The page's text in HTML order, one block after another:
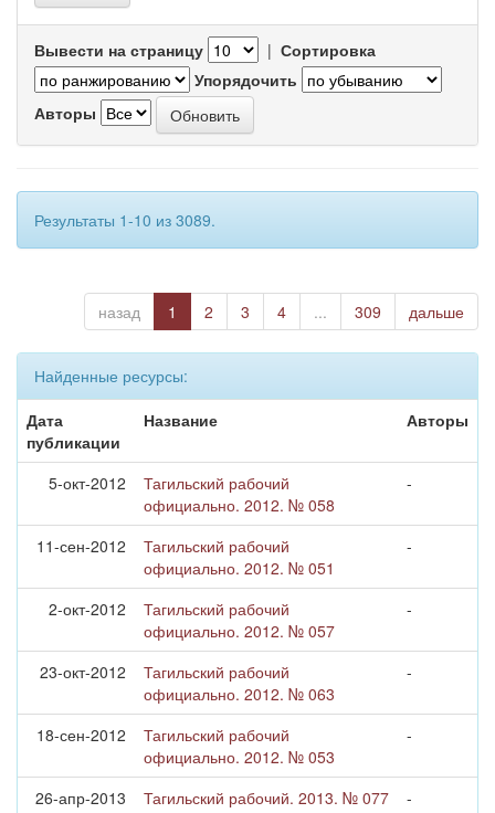
Вывести на страницу | Сортировка
Упорядочить
Авторы
Результаты 1-10 из 3089.
назад 1 2 3 4 ... 309 дальше
Найденные ресурсы:
Дата
публикации
Название Авторы
5-окт-2012
Тагильский рабочий
официально. 2012. № 058
-
11-сен-2012
Тагильский рабочий
официально. 2012. № 051
-
2-окт-2012
Тагильский рабочий
официально. 2012. № 057
-
23-окт-2012
Тагильский рабочий
официально. 2012. № 063
-
18-сен-2012
Тагильский рабочий
официально. 2012. № 053
-
26-апр-2013 Тагильский рабочий. 2013. № 077
-